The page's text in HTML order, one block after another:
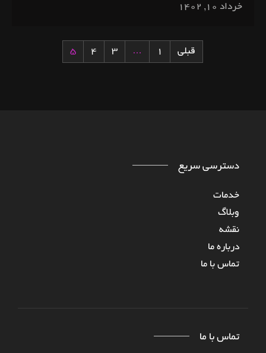
خرداد ۱۰, ۱۴۰۲
قبلی 1
…
3
4
5
دسترسی سریع
خدمات
وبلاگ
نقشه
درباره‌ ما
تماس با ما
تماس با ما